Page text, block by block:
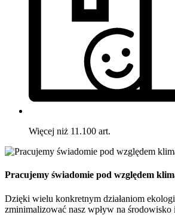
Więcej niż 11.100 art.
Pracujemy świadomie pod względem
Dzięki wielu konkretnym działaniom
zminimalizować nasz wpływ na środowisko